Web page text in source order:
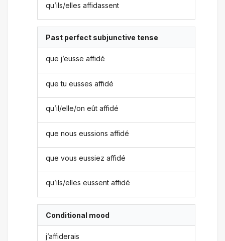
qu’ils/elles affidassent
Past perfect subjunctive tense
que j’eusse affidé
que tu eusses affidé
qu’il/elle/on eût affidé
que nous eussions affidé
que vous eussiez affidé
qu’ils/elles eussent affidé
Conditional mood
j’affiderais